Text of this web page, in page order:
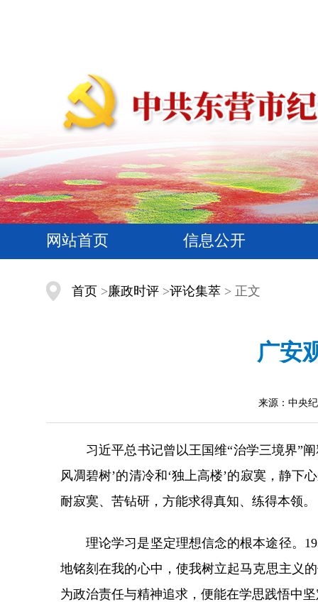
网站首页 信息公开
首页 >廉政时评 >评论集萃 > 正文
广安
来源：中央
习近平总书记曾以王国维“治学三境界”
风凋碧树’的清冷和‘独上高楼’的寂寞，静
耐寂寞、苦钻研，方能求得真知、练得本领。
理论学习是坚定理想信念的根本途径。
地铭刻在我的心中，使我树立起马克思主义
为政治责任与精神追求，便能在学思践悟中